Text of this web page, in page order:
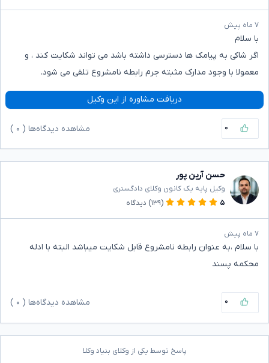
۷ ماه پیش
با سلام
اگر شاکی به پیامک ها دسترسی داشته باشد می تواند شکایت کند ، و
معمولا با وجود مدارک مثبته جرم رابطه نامشروع تلقی می شود.
دریافت مشاوره از این وکیل
۰ مشاهده دیدگاه‌ها ( ۰
حسن آرین پور
وکیل پایه یک کانون وکلای دادگستری
۵
(۱۳۹) دیدگاه
۷ ماه پیش
با سلام ،به عنوان رابطه نامشروع قابل شکایت میباشد البته با ادله
محکمه پسند
۰ مشاهده دیدگاه‌ها ( ۰
پاسخ توسط یکی از وکلای بنیاد وکلا